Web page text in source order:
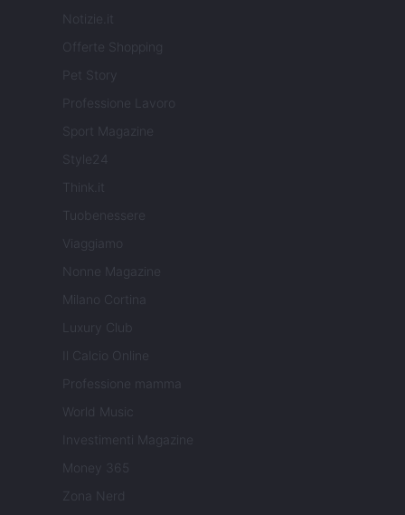
Notizie.it
Offerte Shopping
Pet Story
Professione Lavoro
Sport Magazine
Style24
Think.it
Tuobenessere
Viaggiamo
Nonne Magazine
Milano Cortina
Luxury Club
Il Calcio Online
Professione mamma
World Music
Investimenti Magazine
Money 365
Zona Nerd